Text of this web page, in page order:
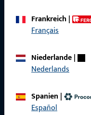
Frankreich|
Français
Niederlande|
Nederlands
Spanien |
Español